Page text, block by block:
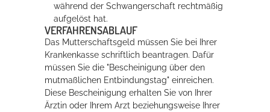
während der Schwangerschaft rechtmäßig
aufgelöst hat.
VERFAHRENSABLAUF
Das Mutterschaftsgeld müssen Sie bei Ihrer
Krankenkasse schriftlich beantragen. Dafür
müssen Sie die "Bescheinigung über den
mutmaßlichen Entbindungstag" einreichen.
Diese Bescheinigung erhalten Sie von Ihrer
Ärztin oder Ihrem Arzt beziehungsweise Ihrer